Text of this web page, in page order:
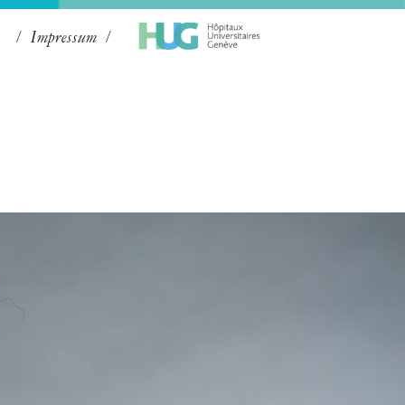
Impressum